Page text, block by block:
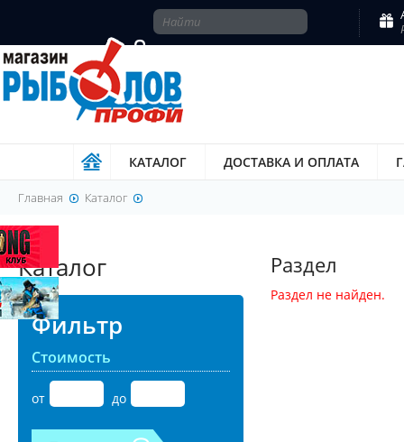
КАТАЛОГ ДОСТАВКА И ОПЛАТА
Главная Каталог
Каталог
Фильтр
Стоимость
от до
Раздел
Раздел не найден.